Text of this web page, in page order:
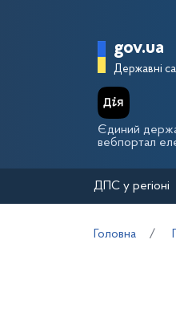
gov.ua
Державні
Єдиний
вебпортал
ДПС у регіоні
Головна